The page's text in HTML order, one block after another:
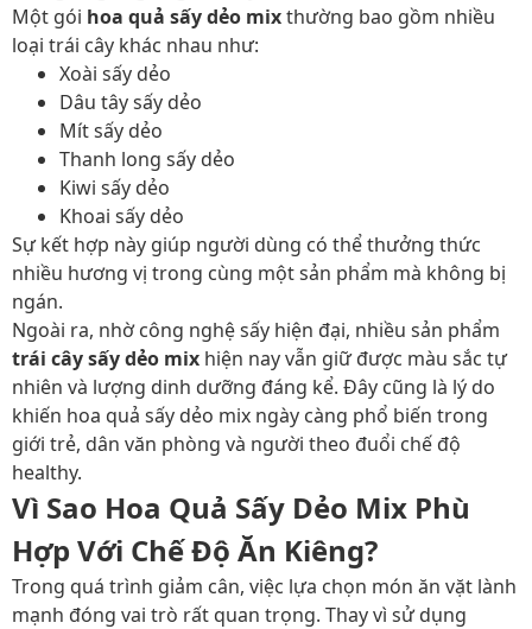
Một gói hoa quả sấy dẻo mixthường bao gồm nhiều
loại trái cây khác nhau như:
Xoài sấy dẻo
Dâu tây sấy dẻo
Mít sấy dẻo
Thanh long sấy dẻo
Kiwi sấy dẻo
Khoai sấy dẻo
Sự kết hợp này giúp người dùng có thể thưởng thức
nhiều hương vị trong cùng một sản phẩm mà không bị
ngán.
Ngoài ra, nhờ công nghệ sấy hiện đại, nhiều sản phẩm
trái cây sấy dẻo mix hiện nay vẫn giữ được màu sắc tự
nhiên và lượng dinh dưỡng đáng kể. Đây cũng là lý do
khiến hoa quả sấy dẻo mix ngày càng phổ biến trong
giới trẻ, dân văn phòng và người theo đuổi chế độ
healthy.
Vì Sao Hoa Quả Sấy Dẻo Mix Phù
Hợp Với Chế Độ Ăn Kiêng?
Trong quá trình giảm cân, việc lựa chọn món ăn vặt lành
mạnh đóng vai trò rất quan trọng. Thay vì sử dụng